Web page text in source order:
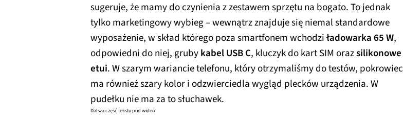
sugeruje, że mamy do czynienia z zestawem sprzętu na bogato. To jednak
tylko marketingowy wybieg – wewnątrz znajduje się niemal standardowe
wyposażenie, w skład którego poza smartfonem wchodziładowarka 65 W,
odpowiedni do niej, grubykabel USB C, kluczyk do kart SIM orazsilikonowe
etui. W szarym wariancie telefonu, który otrzymaliśmy do testów, pokrowiec
ma również szary kolor i odzwierciedla wygląd plecków urządzenia. W
pudełku nie ma za to słuchawek.
Dalsza część tekstu pod wideo